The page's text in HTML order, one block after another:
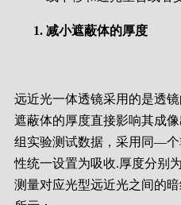
减小遮蔽体的厚度
远近光一体透镜采用的是透
遮蔽体的厚度直接影响其成
组实验测试数据，采用同—
性统一设置为吸收.厚度分别
测量对应光型远近光之间的